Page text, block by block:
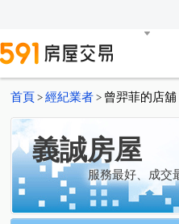
首頁 > 經紀業者 > 曾羿菲的店舖
義誠房屋
服務最好、成交